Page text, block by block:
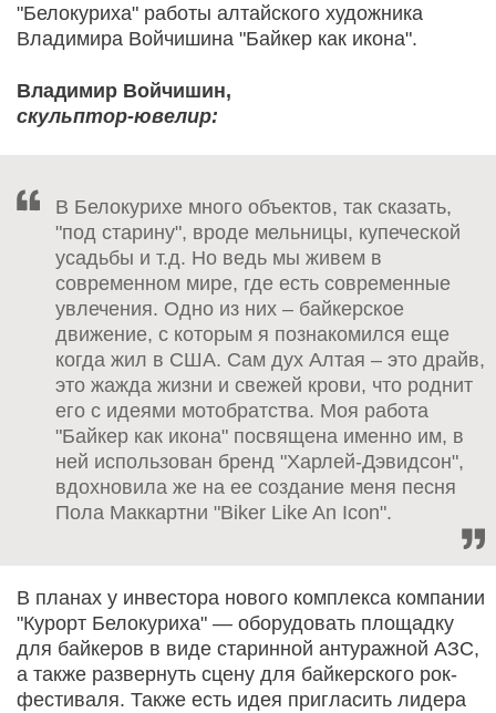
"Белокуриха" работы алтайского художника
Владимира Войчишина "Байкер как икона".
Владимир Войчишин,
скульптор-ювелир:
В Белокурихе много объектов, так сказать,
"под старину", вроде мельницы, купеческой
усадьбы и т.д. Но ведь мы живем в
современном мире, где есть современные
увлечения. Одно из них – байкерское
движение, с которым я познакомился еще
когда жил в США. Сам дух Алтая – это драйв,
это жажда жизни и свежей крови, что роднит
его с идеями мотобратства. Моя работа
"Байкер как икона" посвящена именно им, в
ней использован бренд "Харлей-Дэвидсон",
вдохновила же на ее создание меня песня
Пола Маккартни "Biker Like An Icon".
В планах у инвестора нового комплекса компании
"Курорт Белокуриха" — оборудовать площадку
для байкеров в виде старинной антуражной АЗС,
а также развернуть сцену для байкерского рок-
фестиваля. Также есть идея пригласить лидера